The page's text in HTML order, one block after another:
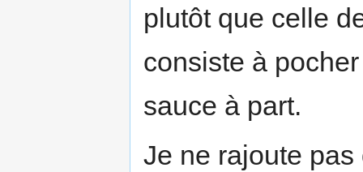
plutôt que celle
consiste à
sauce à part.
Je ne rajoute